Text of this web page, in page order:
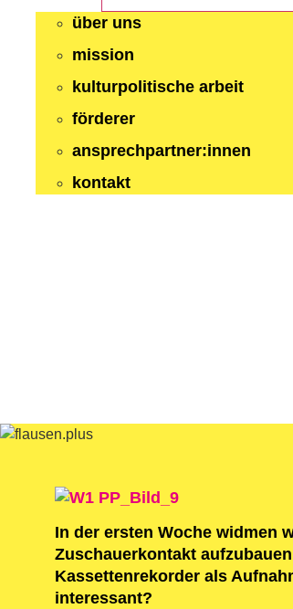
über uns
mission
kulturpolitische arbeit
förderer
ansprechpartner:innen
kontakt
In der ersten Woche widmen
Zuschauerkontakt
Kassettenrekorder als
interessant?